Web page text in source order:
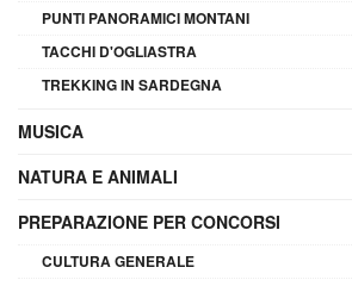
PUNTI PANORAMICI MONTANI
TACCHI D'OGLIASTRA
TREKKING IN SARDEGNA
MUSICA
NATURA E ANIMALI
PREPARAZIONE PER CONCORSI
CULTURA GENERALE